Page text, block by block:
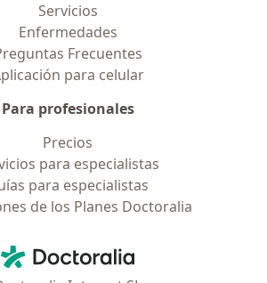
Servicios
Enfermedades
Frecuentes
para celular
Para profesionales
Precios
para especialistas
para especialistas
de los Planes Doctoralia
Doctoralia - Página de inicio